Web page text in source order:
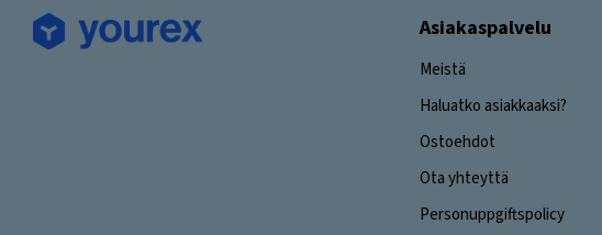
Asiakaspalvelu
Meistä
Haluatko asiakkaaksi?
Ostoehdot
Ota yhteyttä
Personuppgiftspolicy